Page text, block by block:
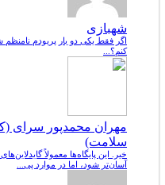
شهبازی
اگر فقط یکی دو بار پریودم
کنم؟...
مهران محمدپور سرای
سلامت)
خیر. این پایگاه‌ها معمولاً
آسان‌تر شود، اما در موارد پی...